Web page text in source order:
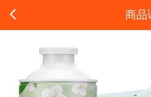
 商品